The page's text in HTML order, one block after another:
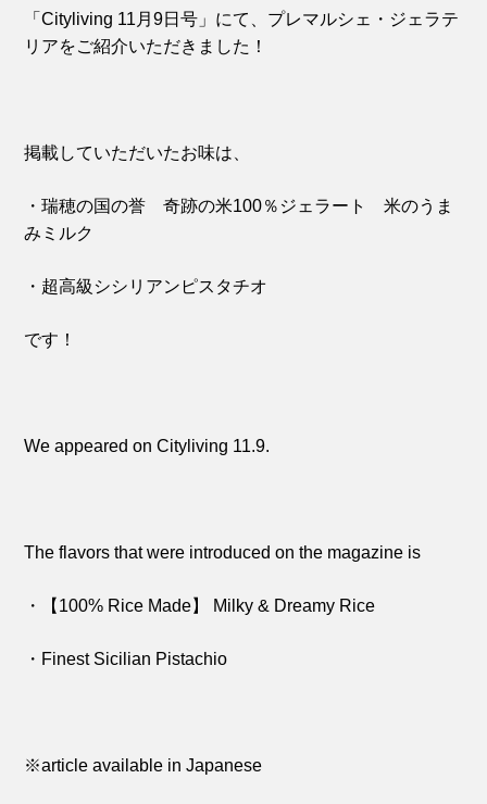
「Cityliving 11月9日号」にて、プレマルシェ・ジェラテ
リアをご紹介いただきました！
掲載していただいたお味は、
・瑞穂の国の誉 奇跡の米100％ジェラート 米のうま
みミルク
・超高級シシリアンピスタチオ
です！
We appeared on Cityliving 11.9.
The flavors that were introduced on the magazine is
・【100% Rice Made】 Milky & Dreamy Rice
・Finest Sicilian Pistachio
※article available in Japanese